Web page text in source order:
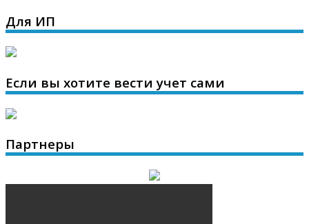
Для ИП
Если вы хотите вести учет сами
Партнеры